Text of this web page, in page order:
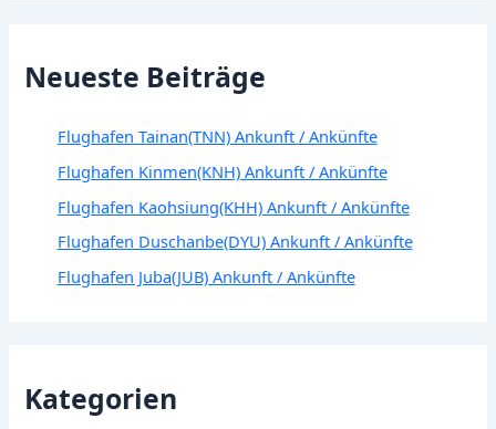
Neueste Beiträge
Flughafen Tainan(TNN) Ankunft / Ankünfte
Flughafen Kinmen(KNH) Ankunft / Ankünfte
Flughafen Kaohsiung(KHH) Ankunft / Ankünfte
Flughafen Duschanbe(DYU) Ankunft / Ankünfte
Flughafen Juba(JUB) Ankunft / Ankünfte
Kategorien